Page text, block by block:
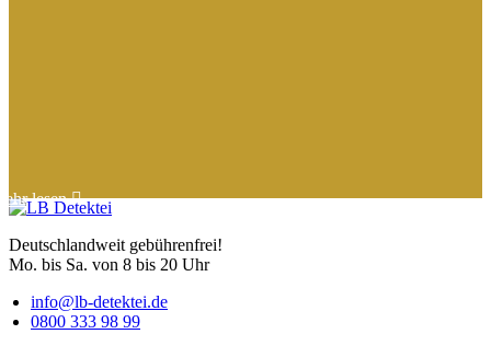
lesen
Deutschlandweit gebührenfrei!
Mo. bis Sa. von 8 bis 20 Uhr
info@lb-detektei.de
0800 333 98 99